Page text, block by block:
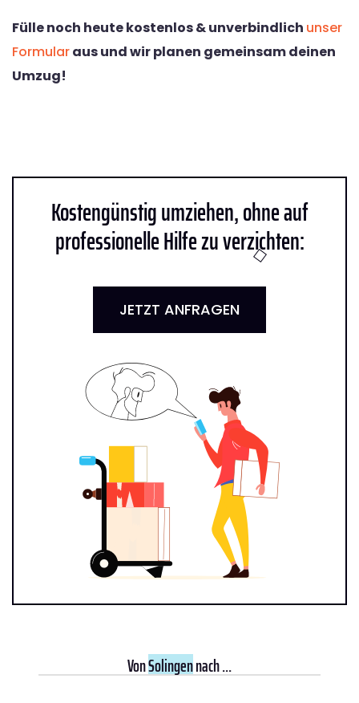
Fülle noch heute kostenlos & unverbindlich unser
Formularaus und wir planen gemeinsam deinen
Umzug!
Kostengünstig umziehen, ohne auf
professionelle Hilfe zu verzichten:
JETZT ANFRAGEN
VonSolingennach ...